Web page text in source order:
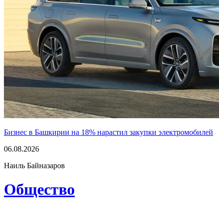
Бизнес в Башкирии на 18% нарастил закупки электромобилей
06.08.2026
Наиль Байназаров
Общество